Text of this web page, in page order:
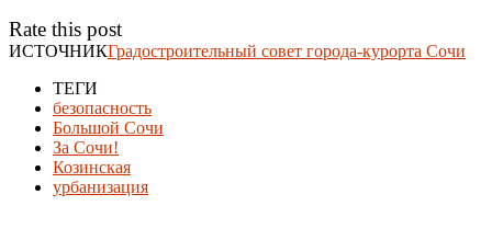
Rate this post
ИСТОЧНИКГрадостроительный совет города-курорта Сочи
ТЕГИ
безопасность
Большой Сочи
За Сочи!
Козинская
урбанизация